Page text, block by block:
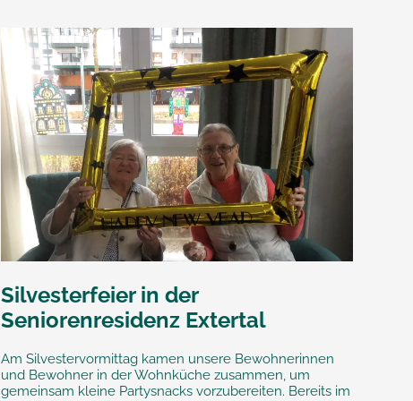
Silvesterfeier in der
Seniorenresidenz Extertal
Am Silvestervormittag kamen unsere Bewohnerinnen
und Bewohner in der Wohnküche zusammen, um
gemeinsam kleine Partysnacks vorzubereiten. Bereits im